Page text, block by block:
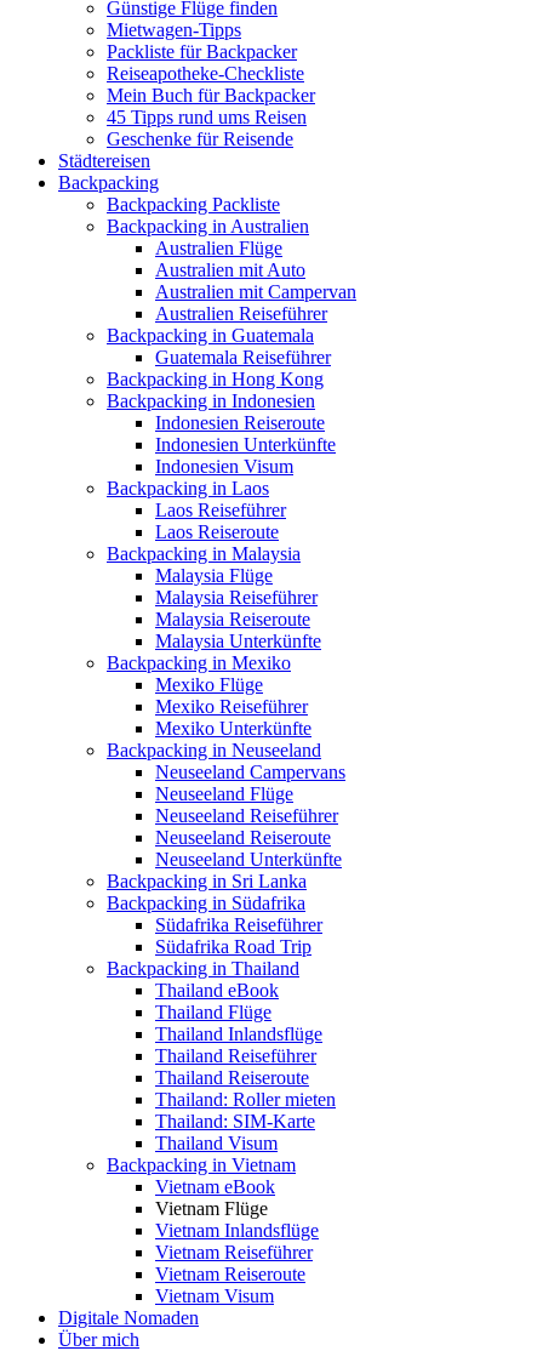
Günstige Flüge finden
Mietwagen-Tipps
Packliste für Backpacker
Reiseapotheke-Checkliste
Mein Buch für Backpacker
45 Tipps rund ums Reisen
Geschenke für Reisende
Städtereisen
Backpacking
Backpacking Packliste
Backpacking in Australien
Australien Flüge
Australien mit Auto
Australien mit Campervan
Australien Reiseführer
Backpacking in Guatemala
Guatemala Reiseführer
Backpacking in Hong Kong
Backpacking in Indonesien
Indonesien Reiseroute
Indonesien Unterkünfte
Indonesien Visum
Backpacking in Laos
Laos Reiseführer
Laos Reiseroute
Backpacking in Malaysia
Malaysia Flüge
Malaysia Reiseführer
Malaysia Reiseroute
Malaysia Unterkünfte
Backpacking in Mexiko
Mexiko Flüge
Mexiko Reiseführer
Mexiko Unterkünfte
Backpacking in Neuseeland
Neuseeland Campervans
Neuseeland Flüge
Neuseeland Reiseführer
Neuseeland Reiseroute
Neuseeland Unterkünfte
Backpacking in Sri Lanka
Backpacking in Südafrika
Südafrika Reiseführer
Südafrika Road Trip
Backpacking in Thailand
Thailand eBook
Thailand Flüge
Thailand Inlandsflüge
Thailand Reiseführer
Thailand Reiseroute
Thailand: Roller mieten
Thailand: SIM-Karte
Thailand Visum
Backpacking in Vietnam
Vietnam eBook
Vietnam Flüge
Vietnam Inlandsflüge
Vietnam Reiseführer
Vietnam Reiseroute
Vietnam Visum
Digitale Nomaden
Über mich